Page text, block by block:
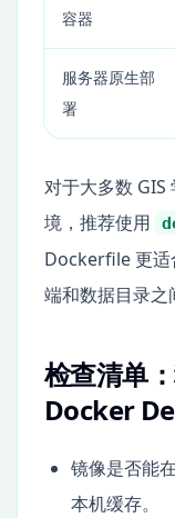
容器
服务器原生部
署
对于大多数 GIS
境，推荐使用
Dockerfile 更适
端和数据目录之
检查清单
Docker
镜像是否能
本机缓存。